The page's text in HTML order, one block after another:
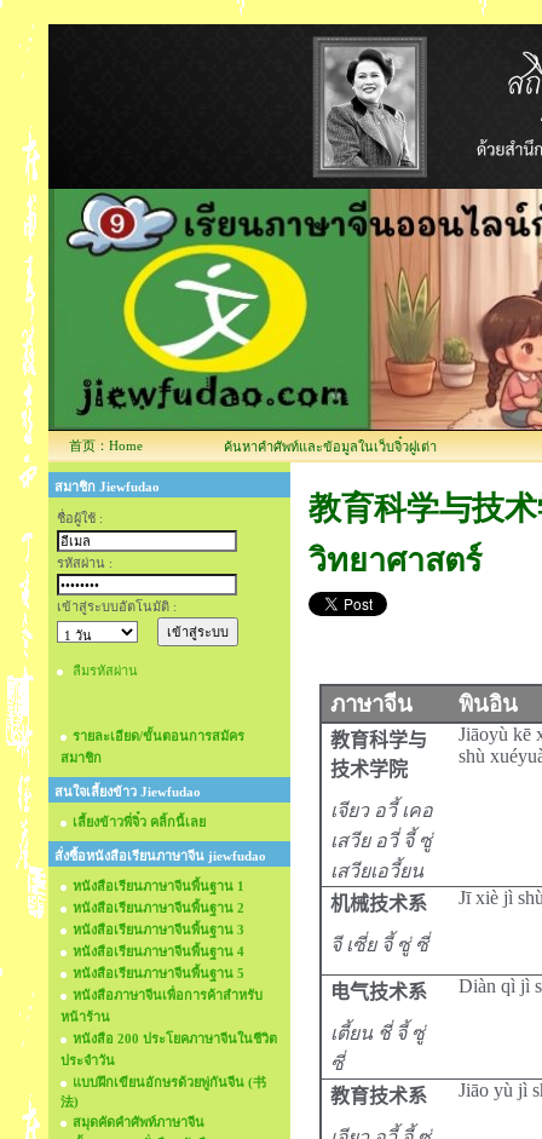
首页：Home ค้นหาคำศัพท์และข้อมูลในเว็บจิ๋วฝูเต่า
สมาชิก Jiewfudao
ชื่อผู้ใช้ :
รหัสผ่าน :
เข้าสู่ระบบอัตโนมัติ :
ลืมรหัสผ่าน
รายละเอียด/ขั้นตอนการสมัคร
สมาชิก
สนใจเลี้ยงข้าว Jiewfudao
เลี้ยงข้าวพี่จิ๋ว คลิ้กนี้เลย
สั่งซื้อหนังสือเรียนภาษาจีน jiewfudao
หนังสือเรียนภาษาจีนพื้นฐาน 1
หนังสือเรียนภาษาจีนพื้นฐาน 2
หนังสือเรียนภาษาจีนพื้นฐาน 3
หนังสือเรียนภาษาจีนพื้นฐาน 4
หนังสือเรียนภาษาจีนพื้นฐาน 5
หนังสือภาษาจีนเพื่อการค้าสำหรับ
หน้าร้าน
หนังสือ 200 ประโยคภาษาจีนในชีวิต
ประจำวัน
แบบฝึกเขียนอักษรด้วยพู่กันจีน (书
法)
สมุดคัดคำศัพท์ภาษาจีน
教育科学与技
วิทยาศาสตร์
ภาษาจีน พินอิน
教育科学与
技术学院
เจียว อวี้ เคอ
เสวีย อวี่ จี้ ซู่
เสวียเอวี้ยน
Jiāoyù kē
shù
机械技术系
จี เซี่ย จี้ ซู่ ซี่
Jī xiè jì
电气技术系
เตี้ยน ชี่ จี้ ซู่
ซี่
Diàn qì jì
教育技术系
Jiāo yù jì